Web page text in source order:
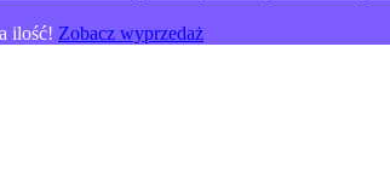
ilość! Zobacz wyprzedaż